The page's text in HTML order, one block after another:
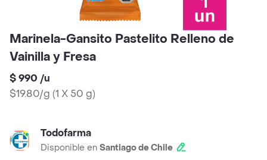
Marinela-Gansito Pastelito Relleno de
Vainilla y Fresa
$ 990 /u
$19.80/g (1 X 50 g)
Todofarma
Disponible en Santiago de Chile